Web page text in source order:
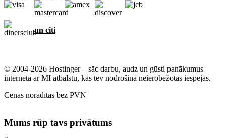
un citi
© 2004-2026 Hostinger – sāc darbu, audz un gūsti panākumus
internetā ar MI atbalstu, kas tev nodrošina neierobežotas iespējas.
Cenas norādītas bez PVN
Mums rūp tavs privātums